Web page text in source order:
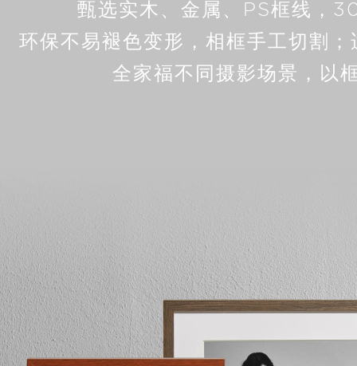
甄选实木、金属、PS框线，
环保不易褪色变形，相框手工切割
全家福不同摄影场景，以